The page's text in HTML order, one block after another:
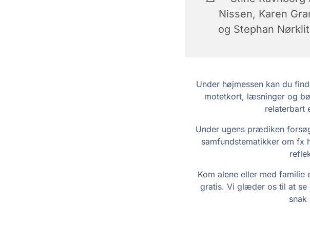
Nissen, Karen
og Stephan
Under højmessen kan du
motetkort, læsninger og
relaterbart
Under ugens prædiken
samfundstematikker om fx
Kom alene eller med
gratis. Vi glæder os til at
snak